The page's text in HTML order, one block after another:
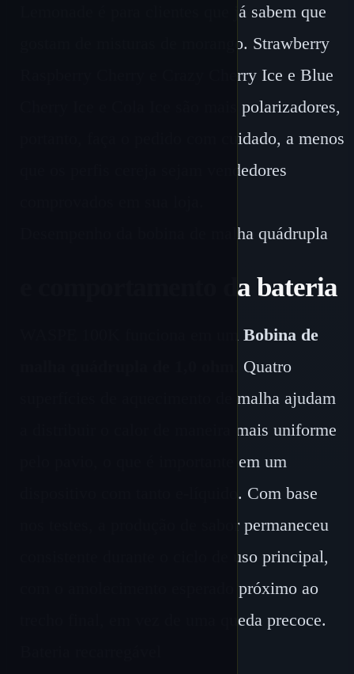
Lemonade é para clientes que já sabem que
gostam de misturas de morango. Strawberry
Raspberry Cherry e Crazy Cherry Ice e Blue
Cherry Ice e Cola Ice são mais polarizadores,
portanto, faça o pedido com cuidado, a menos
que os perfis cereja sejam vendedores
Desempenho da bobina de malha quádrupla
e comportamento da bateria
WASPE 100K funciona em um Bobina de
. Quatro
superfícies de aquecimento de malha ajudam
a distribuir o calor de maneira mais uniforme
pelo pavio, o que é importante em um
dispositivo com tanto e-líquido. Com base
nos testes, a produção de sabor permaneceu
consistente durante o ciclo de uso principal,
com o amolecimento esperado próximo ao
trecho final, em vez de uma queda precoce.